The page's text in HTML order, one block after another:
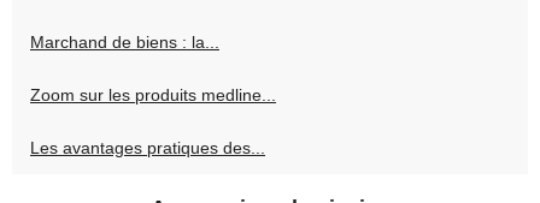
Marchand de biens : la...
Zoom sur les produits medline...
Les avantages pratiques des...